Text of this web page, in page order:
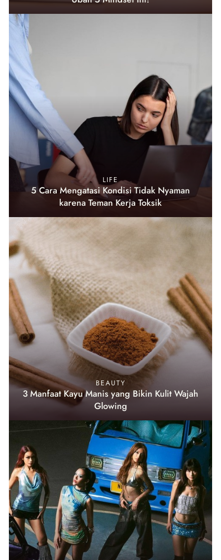
LIFE
5 Cara Mengatasi Kondisi Tidak Nyaman
karena Teman Kerja Toksik
BEAUTY
3 Manfaat Kayu Manis yang Bikin Kulit Wajah
Glowing